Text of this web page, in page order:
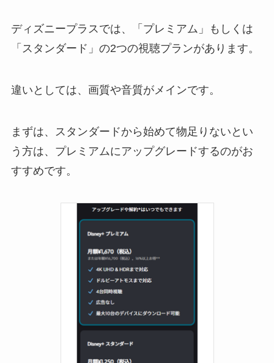
ディズニープラスでは、「プレミアム」もしくは
「スタンダード」の2つの視聴プランがあります。
違いとしては、画質や音質がメインです。
まずは、スタンダードから始めて物足りないとい
う方は、プレミアムにアップグレードするのがお
すすめです。